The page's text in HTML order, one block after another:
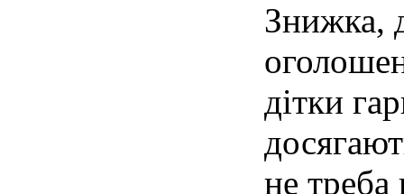
Знижка,
дітки
не треба